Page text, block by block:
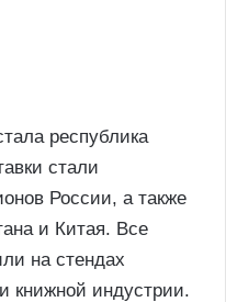
республика
стали
России, а также
и Китая. Все
на стендах
книжной индустрии.